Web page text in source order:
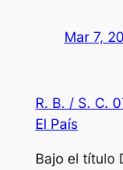
Mar 7,
R. B. / S. C.
El País
Bajo el título